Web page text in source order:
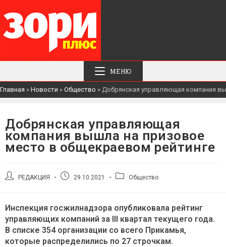
МЕНЮ
Главная » Новости » Общество » Добрянская управляющая компания
Добрянская управляющая
компания вышла на призовое
место в общекраевом рейтинге
АвторРЕДАКЦИЯ
Запись29.10.2021
РубрикаОбщество
Инспекция госжилнадзора опубликовала рейтинг
управляющих компаний за III квартал текущего года.
В списке 354 организации со всего Прикамья,
которые распределились по 27 строчкам.